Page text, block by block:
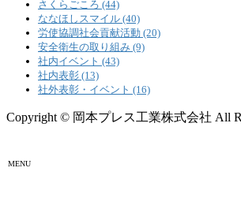
さくらごころ (44)
ななほしスマイル (40)
労使協調社会貢献活動 (20)
安全衛生の取り組み (9)
社内イベント (43)
社内表彰 (13)
社外表彰・イベント (16)
Copyright © 岡本プレス工業株式会社 All
MENU